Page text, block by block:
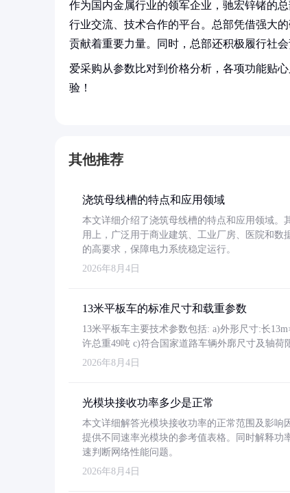
作为国内金属行业的领军企业，驰宏锌锗的
行业交流、技术合作的平台。总部凭借强大
贡献着重要力量。同时，总部还积极履行社
爱采购从参数比对到价格分析，各项功能贴
验！
其他推荐
浇筑母线槽的特点和应用领域
本文详细介绍了浇筑母线槽的特点和应用领域。
用上，广泛用于商业建筑、工业厂房、医院和
的高要求，保障电力系统稳定运行。
2026年8月4日
13米平板车的标准尺寸和载重参数
13米平板车主要技术参数包括: a)外形尺寸:长
许总重49吨 c)符合国家道路车辆外廓尺寸及轴荷
2026年8月4日
光模块接收功率多少是正常
本文详细解答光模块接收功率的正常范围及影响
提供不同速率光模块的参考值表格。同时解释
速判断网络性能问题。
2026年8月4日